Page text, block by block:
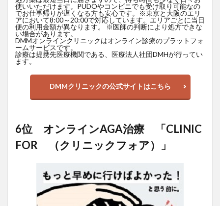
使いいただけます。PUDOやコンビニでも受け取り可能なの
でお仕事帰りが遅くなる方も安心です。※東京と大阪のエリ
アにおいて8:00～20:00で対応しています。エリアごとに当日
便の利用金額が異なります。 ※医師の判断により処方できな
い場合があります。
DMMオンラインクリニックはオンライン診療のプラットフォ
ームサービスです。
診療は提携先医療機関である、医療法人社団DMHが行ってい
ます。
DMMクリニックの公式サイトはこちら
6位 オンラインAGA治療 「CLINIC
FOR （クリニックフォア）」